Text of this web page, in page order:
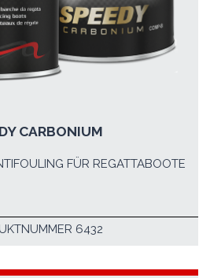
CARBONIUM
FÜR REGATTABOOTE
6432